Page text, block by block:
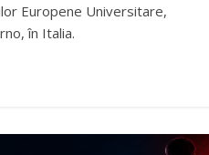
Europene Universitare,
în Italia.